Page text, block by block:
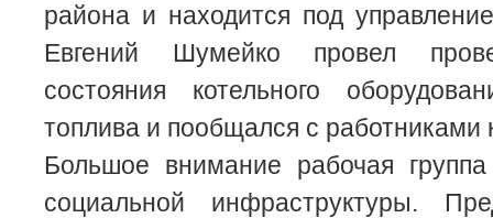
района и находится под
Евгений Шумейко провел
состояния котельного
топлива и пообщался с работниками
Большое внимание рабочая
социальной инфраструктуры.